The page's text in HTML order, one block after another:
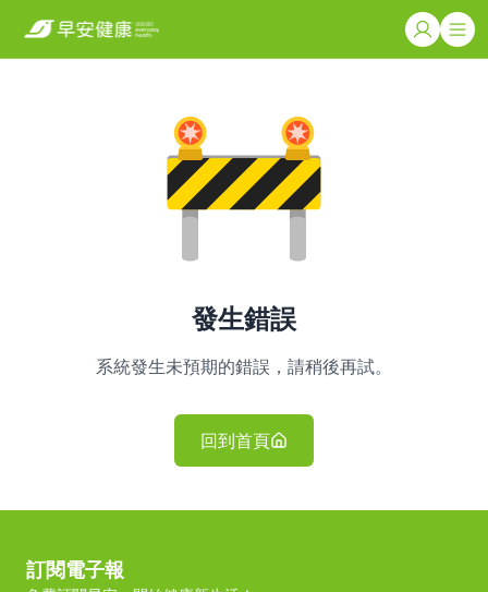
發生錯誤
系統發生未預期的錯誤，請稍後再試。
回到首頁
訂閱電子報